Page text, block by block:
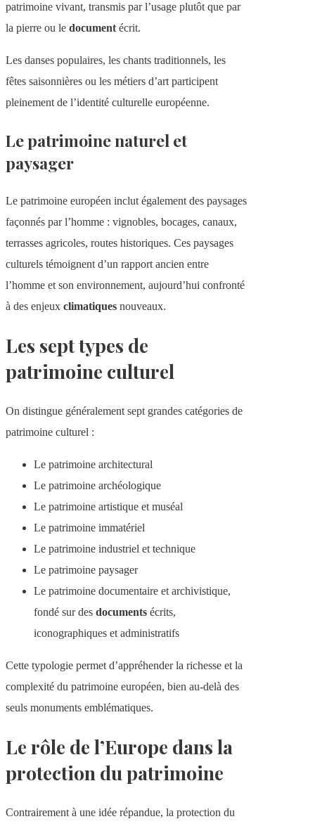
patrimoine vivant, transmis par l’usage plutôt que par
la pierre ou le document écrit.
Les danses populaires, les chants traditionnels, les
fêtes saisonnières ou les métiers d’art participent
pleinement de l’identité culturelle européenne.
Le patrimoine naturel et
paysager
Le patrimoine européen inclut également des paysages
façonnés par l’homme : vignobles, bocages, canaux,
terrasses agricoles, routes historiques. Ces paysages
culturels témoignent d’un rapport ancien entre
l’homme et son environnement, aujourd’hui confronté
à des enjeux climatiques nouveaux.
Les sept types de
patrimoine culturel
On distingue généralement sept grandes catégories de
patrimoine culturel :
Le patrimoine architectural
Le patrimoine archéologique
Le patrimoine artistique et muséal
Le patrimoine immatériel
Le patrimoine industriel et technique
Le patrimoine paysager
Le patrimoine documentaire et archivistique,
fondé sur des documents écrits,
iconographiques et administratifs
Cette typologie permet d’appréhender la richesse et la
complexité du patrimoine européen, bien au-delà des
seuls monuments emblématiques.
Le rôle de l’Europe dans la
protection du patrimoine
Contrairement à une idée répandue, la protection du